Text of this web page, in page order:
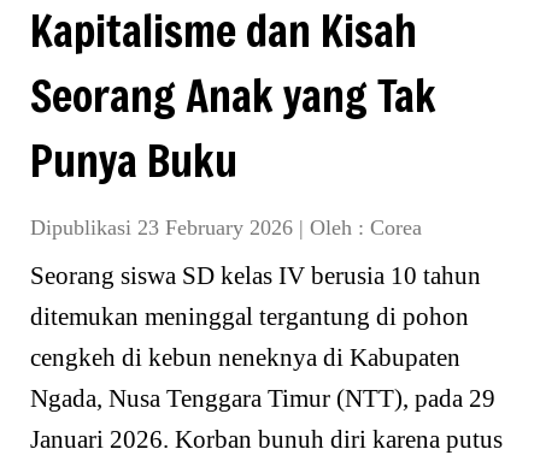
Kapitalisme dan Kisah
Seorang Anak yang Tak
Punya Buku
Dipublikasi 23 February 2026 | Oleh : Corea
Seorang siswa SD kelas IV berusia 10 tahun
ditemukan meninggal tergantung di pohon
cengkeh di kebun neneknya di Kabupaten
Ngada, Nusa Tenggara Timur (NTT), pada 29
Januari 2026. Korban bunuh diri karena putus